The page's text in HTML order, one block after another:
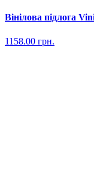
Вінілова підлога
1158.00 грн.